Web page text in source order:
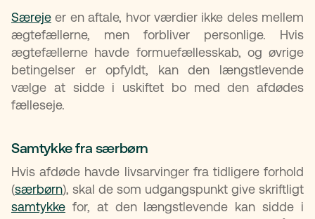
Særeje er en aftale, hvor værdier ikke deles mellem
ægtefællerne, men forbliver personlige. Hvis
ægtefællerne havde formuefællesskab, og øvrige
betingelser er opfyldt, kan den længstlevende
vælge at sidde i uskiftet bo med den afdødes
fælleseje.
Samtykke fra særbørn
Hvis afdøde havde livsarvinger fra tidligere forhold
(særbørn), skal de som udgangspunkt give skriftligt
samtykke for, at den længstlevende kan sidde i